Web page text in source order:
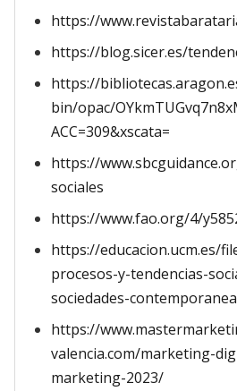
https://
https://blog.sicer.es/
https://
bin/opac/
ACC=309&xscata=
https://
sociales
https://www.fao.org/4/
https://educacion.ucm.es/
procesos-y-tendencias-
sociedades-
https://
valencia.com/marketing-
marketing-2023/